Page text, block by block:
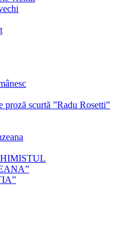
proză scurtă ”Radu Rosetti”